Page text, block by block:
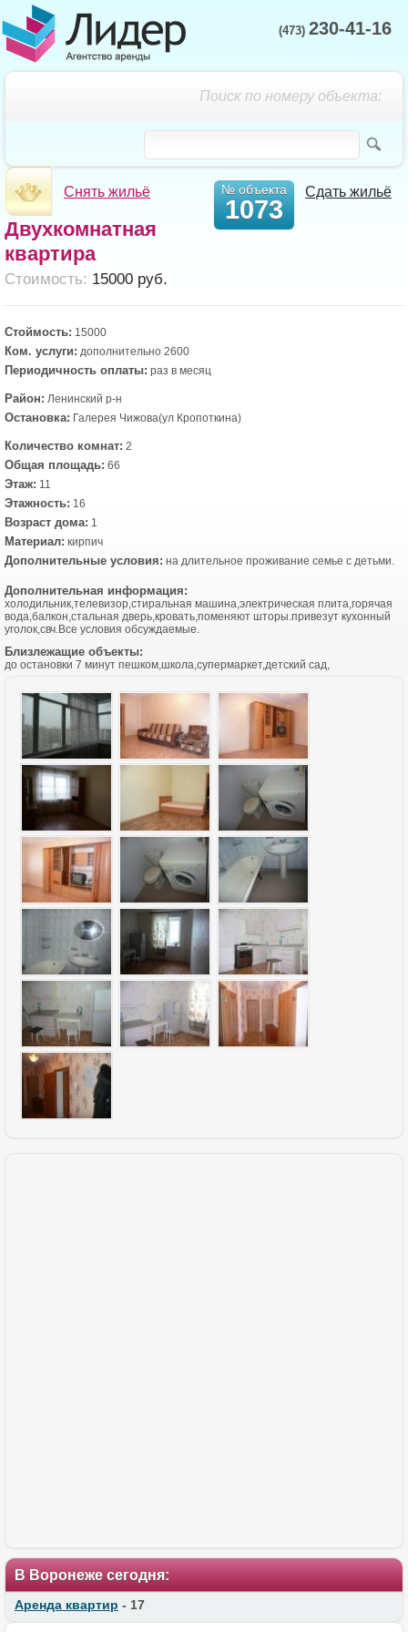
(473) 230-41-16
Поиск по номеру объекта:
Снять жильё Сдать жильё
№ объекта
1073
Двухкомнатная
квартира
Cтоимость: 15000 руб.
Стоймость: 15000
Ком. услуги: дополнительно 2600
Периодичность оплаты: раз в месяц
Район: Ленинский р-н
Остановка: Галерея Чижова(ул Кропоткина)
Количество комнат: 2
Общая площадь: 66
Этаж: 11
Этажность: 16
Возраст дома: 1
Материал: кирпич
Дополнительные условия: на длительное проживание семье с детьми.
Дополнительная информация:
холодильник,телевизор,стиральная машина,электрическая плита,горячая
вода,балкон,стальная дверь,кровать,поменяют шторы.привезут кухонный
уголок,свч.Все условия обсуждаемые.
Близлежащие объекты:
до остановки 7 минут пешком,школа,супермаркет,детский сад,
В Воронеже сегодня:
Аренда квартир - 17